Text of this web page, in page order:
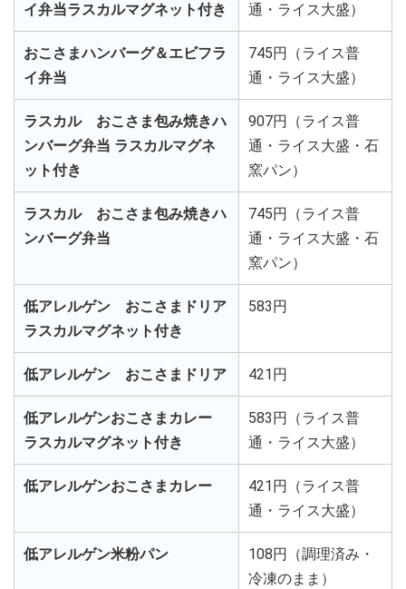
イ弁当ラスカルマグネット付き
通・ライス大盛）
おこさまハンバーグ＆エビフラ
イ弁当
745円（ライス普
通・ライス大盛）
ラスカル おこさま包み焼きハ
ンバーグ弁当 ラスカルマグネ
ット付き
907円（ライス普
通・ライス大盛・石
窯パン）
ラスカル おこさま包み焼きハ
ンバーグ弁当
745円（ライス普
通・ライス大盛・石
窯パン）
低アレルゲン おこさまドリア
ラスカルマグネット付き
583円
低アレルゲン おこさまドリア 421円
低アレルゲンおこさまカレー
ラスカルマグネット付き
583円（ライス普
通・ライス大盛）
低アレルゲンおこさまカレー
421円（ライス普
通・ライス大盛）
低アレルゲン米粉パン
108円（調理済み・
冷凍のまま）